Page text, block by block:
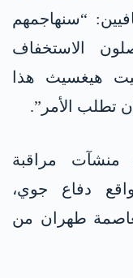
“سنهاجمهم
الاستخفاف
هيغسيث هذا
تطلب الأمر”.
منشآت مراقبة
دفاع جوي،
طهران من